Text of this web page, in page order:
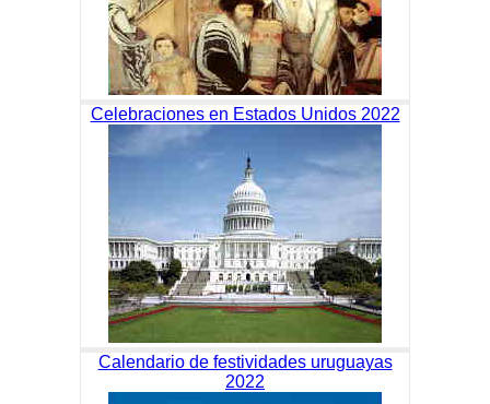
Celebraciones en Estados Unidos 2022
Calendario de festividades uruguayas
2022